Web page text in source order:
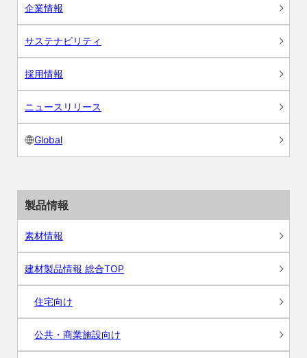
企業情報
サステナビリティ
採用情報
ニュースリリース
Global
製品情報
素材情報
建材製品情報 総合TOP
住宅向け
公共・商業施設向け